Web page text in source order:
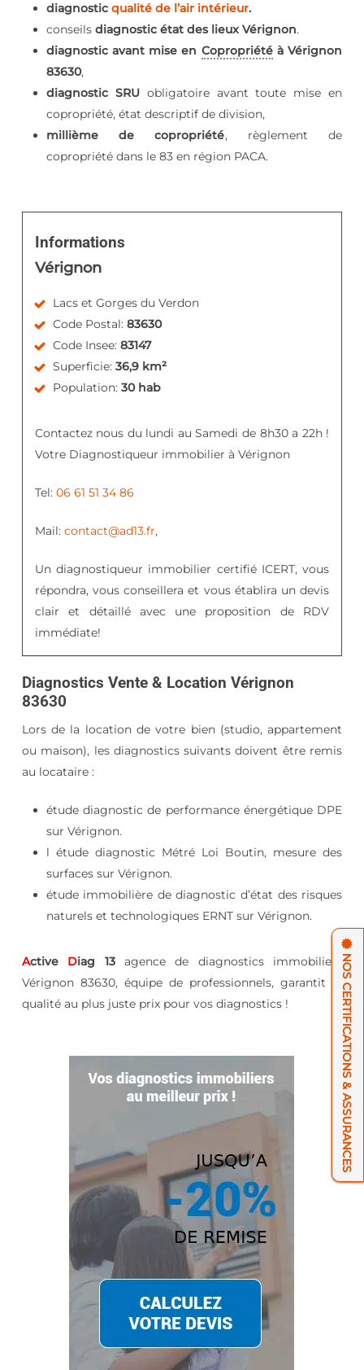
diagnostic qualité de l’air intérieur.
conseils diagnostic état des lieux Vérignon.
diagnostic avant mise en Copropriétéà Vérignon
83630,
diagnostic SRU obligatoire avant toute mise en
copropriété, état descriptif de division,
millième de copropriété, règlement de
copropriété dans le 83 en région PACA.
Informations
Vérignon
Lacs et Gorges du Verdon
Code Postal: 83630
Code Insee: 83147
Superficie: 36,9 km²
Population: 30 hab
Contactez nous du lundi au Samedi de 8h30 a 22h !
Votre Diagnostiqueur immobilier à Vérignon
Tel: 06 61 51 34 86
Mail: contact@ad13.fr,
Un diagnostiqueur immobilier certifié ICERT, vous
répondra, vous conseillera et vous établira un devis
clair et détaillé avec une proposition de RDV
immédiate!
Diagnostics Vente & Location Vérignon
83630
Lors de la location de votre bien (studio, appartement
ou maison), les diagnostics suivants doivent être remis
au locataire :
étude diagnostic de performance énergétique DPE
sur Vérignon.
l étude diagnostic Métré Loi Boutin, mesure des
surfaces sur Vérignon.
étude immobilière de diagnostic d’état des risques
naturels et technologiques ERNT sur Vérignon.
Active Diag 13agence de diagnostics immobiliers
Vérignon 83630, équipe de professionnels, garantit la
qualité au plus juste prix pour vos diagnostics !
NOS CERTIFICATIONS & ASSURANCES